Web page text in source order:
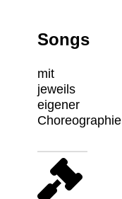
Songs
mit
jeweils
eigener
Choreographie